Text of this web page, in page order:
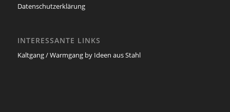
Datenschutzerklärung
INTERESSANTE LINKS
Kaltgang / Warmgang by Ideen aus Stahl